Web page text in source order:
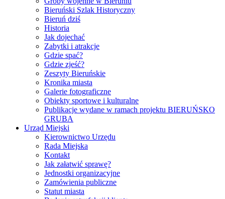
Bieruński Szlak Historyczny
Bieruń dziś
Historia
Jak dojechać
Zabytki i atrakcje
Gdzie spać?
Gdzie zjeść?
Zeszyty Bieruńskie
Kronika miasta
Galerie fotograficzne
Obiekty sportowe i kulturalne
Publikacje wydane w ramach projektu BIERUŃSKO
GRUBA
Urząd Miejski
Kierownictwo Urzędu
Rada Miejska
Kontakt
Jak załatwić sprawę?
Jednostki organizacyjne
Zamówienia publiczne
Statut miasta